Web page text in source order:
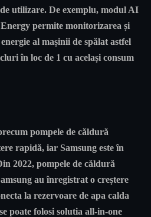
utilizare. De exemplu, modul AI
permite monitorizarea și
al mașinii de spălat astfel
în loc de 1 cu același consum
pompele de căldură
rapidă, iar Samsung este în
2022, pompele de căldură
au înregistrat o creștere
la rezervoare de apa calda
poate folosi solutia all-in-one